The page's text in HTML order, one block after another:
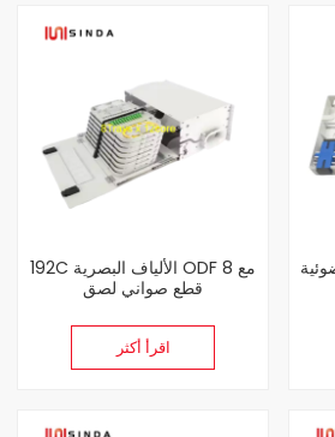
192C الألياف البصرية ODF مع 8
قطع صواني لصق
اقرأ أكثر